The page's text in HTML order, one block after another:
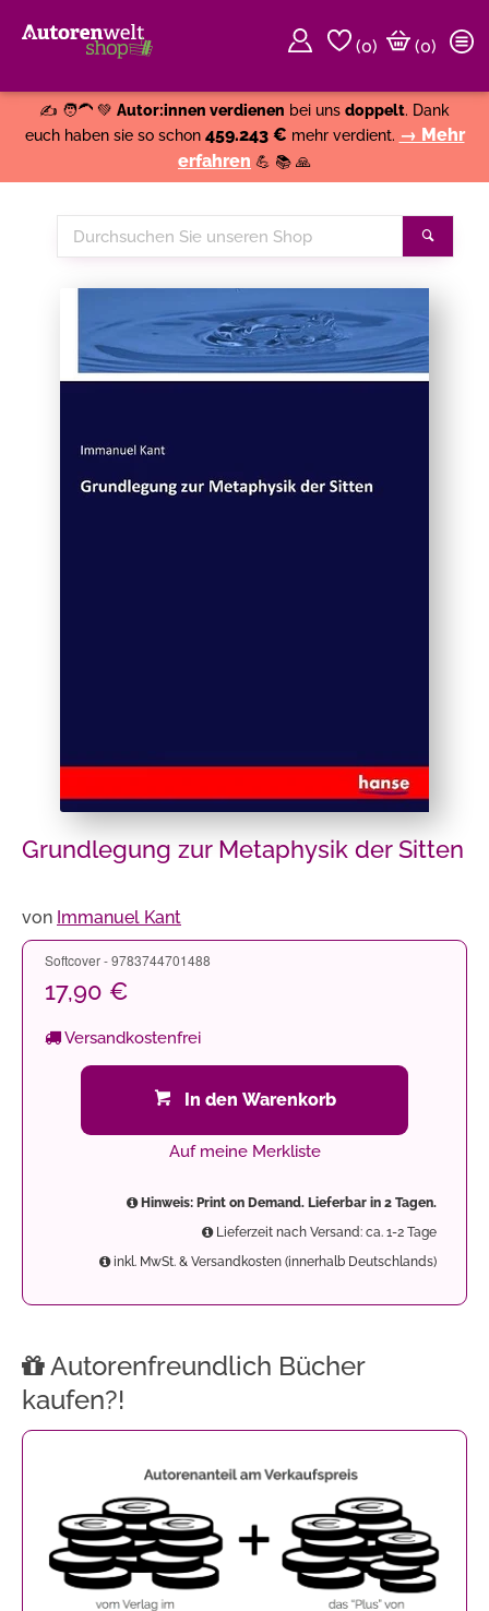
(0)
(0)
✍️ 🧑‍🦱 💚 Autor:innen verdienen bei uns doppelt. Dank
euch haben sie so schon 459.243 € mehr verdient. → Mehr
erfahren 💪 📚 🙏
Durchsuchen
Sie
Grundlegung zur Metaphysik der Sitten
von Immanuel Kant
Softcover - 9783744701488
17,90 €
Versandkostenfrei
In den Warenkorb
Auf meine Merkliste
Hinweis: Print on Demand. Lieferbar in 2 Tagen.
Lieferzeit nach Versand: ca. 1-2 Tage
inkl. MwSt. & Versandkosten (innerhalb Deutschlands)
Autorenfreundlich Bücher
kaufen?!